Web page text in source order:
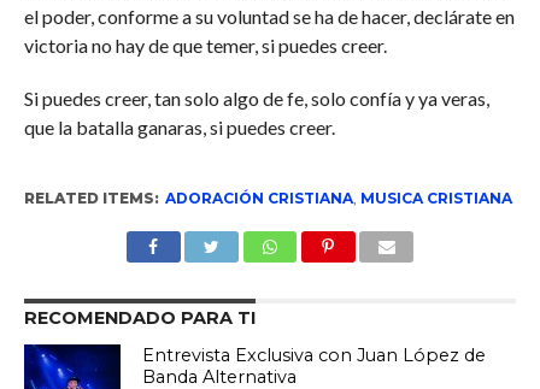
el poder, conforme a su voluntad se ha de hacer, declárate en
victoria no hay de que temer, si puedes creer.
Si puedes creer, tan solo algo de fe, solo confía y ya veras,
que la batalla ganaras, si puedes creer.
RELATED ITEMS: ADORACIÓN CRISTIANA, MUSICA CRISTIANA
RECOMENDADO PARA TI
Entrevista Exclusiva con Juan López de
Banda Alternativa